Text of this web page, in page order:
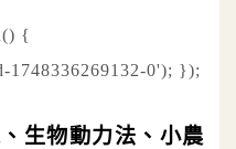
{
1748336269132-0'); });
生物動力法、小農